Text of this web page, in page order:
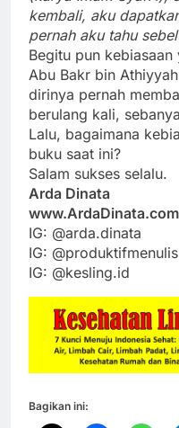
kembali, aku
pernah aku tahu
Begitu pun
Abu Bakr bin
dirinya pernah
berulang kali,
Lalu, bagaimana
buku saat ini?
Salam sukses selalu.
Arda Dinata
www.ArdaDinata.com
IG: @arda.dinata
IG: @produktifmenulis
IG: @kesling.id
Bagikan ini: